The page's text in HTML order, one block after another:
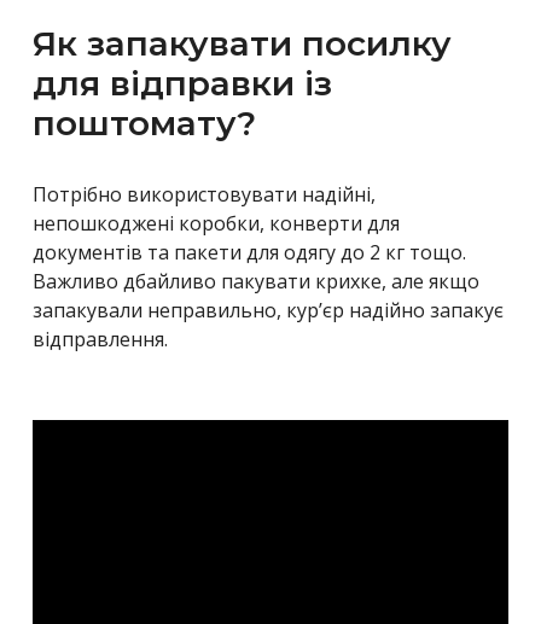
Як запакувати посилку
для відправки із
поштомату?
Потрібно використовувати надійні,
непошкоджені коробки, конверти для
документів та пакети для одягу до 2 кг тощо.
Важливо дбайливо пакувати крихке, але якщо
запакували неправильно, кур’єр надійно запакує
відправлення.